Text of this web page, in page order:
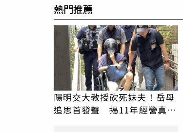
熱門推薦
陽明交大教授砍死妹夫！岳母
追思首發聲 揭11年經營真相